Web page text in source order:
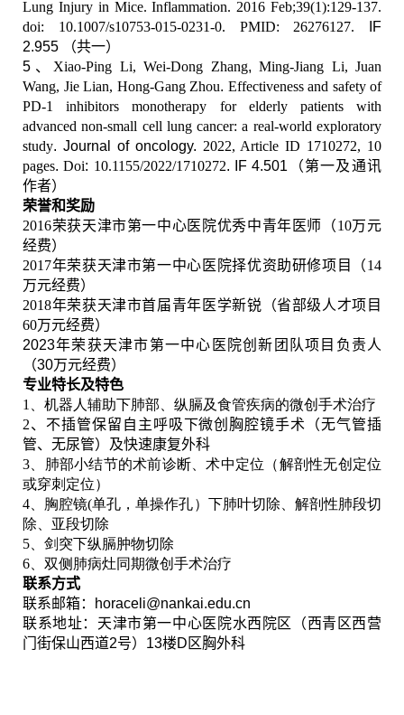
Lung Injury in Mice. Inflammation. 2016 Feb;39(1):129-137.
doi: 10.1007/s10753-015-0231-0. PMID: 26276127. IF
2.955
（共一）
5 、 Xiao-Ping Li, Wei-Dong Zhang, Ming-Jiang Li, Juan
Wang, Jie Lian, Hong-Gang Zhou. Effectiveness and safety of
PD-1 inhibitors monotherapy for elderly patients with
advanced non-small cell lung cancer: a real-world exploratory
study. Journal of oncology. 2022, Article ID 1710272, 10
pages.Doi: 10.1155/2022/1710272. IF 4.501 （第一及通讯
作者）
荣誉和奖励
2016荣获天津市第一中心医院优秀中青年医师（10万元
经费）
2017年荣获天津市第一中心医院择优资助研修项目（14
万元经费）
2018年荣获天津市首届青年医学新锐（省部级人才项目
60万元经费）
2023年荣获天津市第一中心医院创新团队项目负责人
（30万元经费）
专业特长及特色
1
、机器人辅助下肺部、纵膈及食管疾病的微创手术治疗
2、不插管保留自主呼吸下微创胸腔镜手术（无气管插
管、无尿管）及快速康复外科
3 、肺部小结节的术前诊断、术中定位（解剖性无创定位
或穿刺定位）
4 、胸腔镜(单孔，单操作孔）下肺叶切除、解剖性肺段切
除、亚段切除
5 、剑突下纵膈肿物切除
6 、双侧肺病灶同期微创手术治疗
联系方式
联系邮箱：
horaceli@nankai.edu.cn
联系地址：天津市第一中心医院水西院区（西青区西营
门街保山西道2号） 13楼D 区胸外科